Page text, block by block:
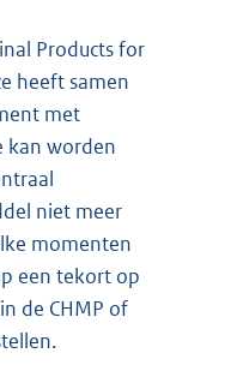
Products for
heeft samen
met
kan worden
niet meer
momenten
een tekort op
de CHMP of